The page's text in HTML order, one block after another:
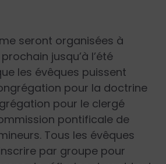
seront organisées à
jusqu’à l’été
les évêques puissent
pour la doctrine
pour le clergé
pontificale de
Tous les évêques
par groupe pour